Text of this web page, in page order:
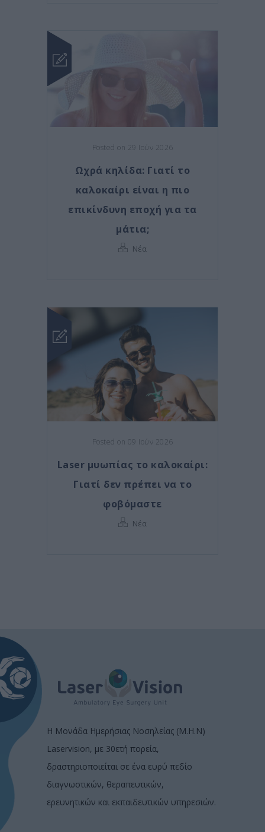
Posted on 29 Ιούν 2026
Ωχρά κηλίδα: Γιατί το
καλοκαίρι είναι η πιο
επικίνδυνη εποχή για τα
μάτια;
Νέα
Posted on 09 Ιούν 2026
Laser μυωπίας το καλοκαίρι:
Γιατί δεν πρέπει να το
φοβόμαστε
Νέα
Η Μονάδα Ημερήσιας Νοσηλείας (Μ.Η.Ν)
Laservision, με 30ετή πορεία,
δραστηριοποιείται σε ένα ευρύ πεδίο
διαγνωστικών, θεραπευτικών,
ερευνητικών και εκπαιδευτικών υπηρεσιών.